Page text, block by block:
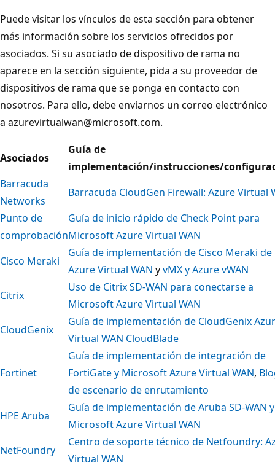
Puede visitar los vínculos de esta sección para obtener
más información sobre los servicios ofrecidos por
asociados. Si su asociado de dispositivo de rama no
aparece en la sección siguiente, pida a su proveedor de
dispositivos de rama que se ponga en contacto con
nosotros. Para ello, debe enviarnos un correo electrónico
a azurevirtualwan@microsoft.com.
Asociados
Guía de
implementación/instrucciones/
Barracuda
Networks
Barracuda CloudGen Firewall: Azure Virtual
Punto de
comprobación
Guía de inicio rápido de Check Point para
Microsoft Azure Virtual WAN
Cisco Meraki
Guía de implementación de Cisco Meraki de
Azure Virtual WAN yvMX y Azure vWAN
Citrix
Uso de Citrix SD-WAN para conectarse a
Microsoft Azure Virtual WAN
CloudGenix
Guía de implementación de CloudGenix
Virtual WAN CloudBlade
Fortinet
Guía de implementación de integración de
FortiGate y Microsoft Azure Virtual WAN,
de escenario de enrutamiento
HPE Aruba
Guía de implementación de Aruba SD-WAN y
Microsoft Azure Virtual WAN
NetFoundry
Centro de soporte técnico de Netfoundry:
Virtual WAN